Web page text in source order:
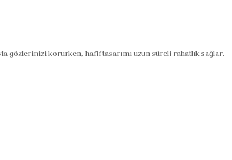
gözlerinizi korurken, hafif tasarımı uzun süreli rahatlık sağlar.